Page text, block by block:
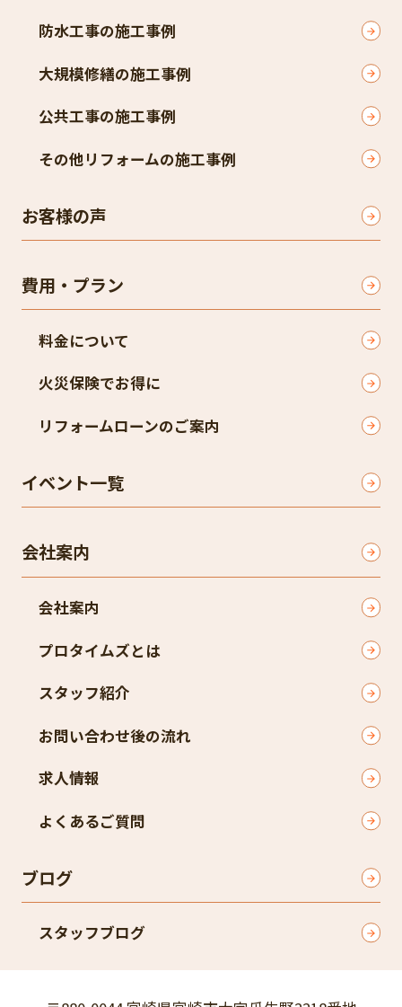
防水工事の施工事例
大規模修繕の施工事例
公共工事の施工事例
その他リフォームの施工事例
お客様の声
費用・プラン
料金について
火災保険でお得に
リフォームローンのご案内
イベント一覧
会社案内
会社案内
プロタイムズとは
スタッフ紹介
お問い合わせ後の流れ
求人情報
よくあるご質問
ブログ
スタッフブログ